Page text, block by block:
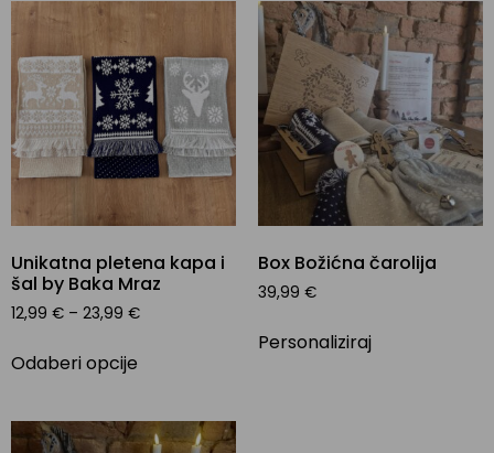
Unikatna pletena kapa i
šal by Baka Mraz
12,99 € – 23,99 €
Odaberi opcije
Box Božićna čarolija
39,99 €
Personaliziraj